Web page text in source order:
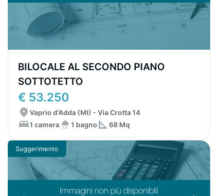
BILOCALE AL SECONDO PIANO
SOTTOTETTO
€ 53.250
Vaprio d'Adda (MI) - Via Crotta 14
1 camera
1 bagno 68 Mq
Suggerimento